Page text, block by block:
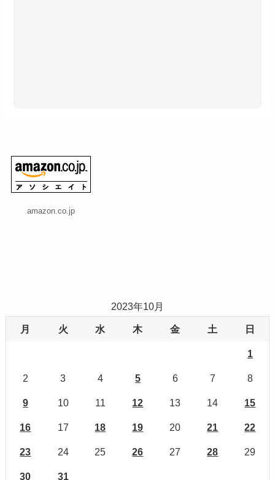
amazon.co.jp
2023年10月
月 火 水 木 金 土 日
1
2 3 4 5 6 7 8
9 10 11 12 13 14 15
16 17 18 19 20 21 22
23 24 25 26 27 28 29
30 31